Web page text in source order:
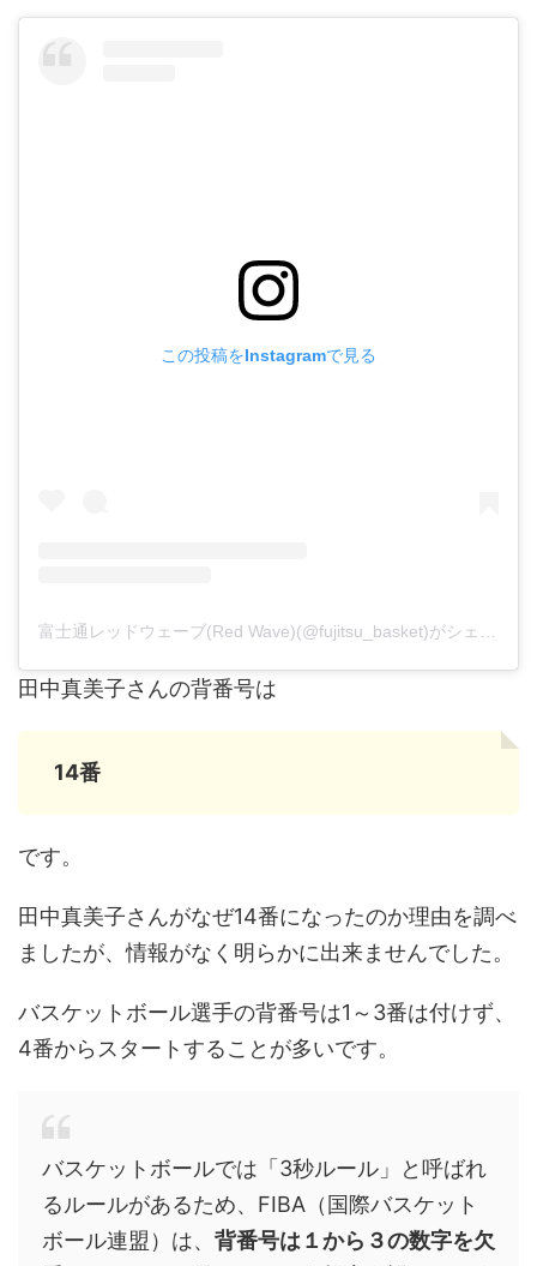
この投稿をInstagramで見る
富士通レッドウェーブ(Red Wave)(@fujitsu_basket)がシェアした投稿
田中真美子さんの背番号は
14番
です。
田中真美子さんがなぜ14番になったのか理由を調べ
ましたが、情報がなく明らかに出来ませんでした。
バスケットボール選手の背番号は1～3番は付けず、
4番からスタートすることが多いです。
バスケットボールでは「3秒ルール」と呼ばれ
るルールがあるため、FIBA（国際バスケット
ボール連盟）は、 背番号は１から３の数字を欠